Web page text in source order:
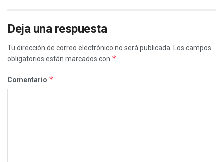
Deja una respuesta
Tu dirección de correo electrónico no será publicada.
Los campos
obligatorios están marcados con *
Comentario *